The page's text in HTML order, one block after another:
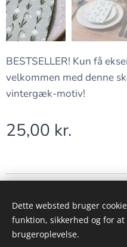
BESTSELLER! Kun få
velkommen med denne
vintergæk-motiv!
25,00 kr.
Powered by
Dette websted bruger
funktion, sikkerhed og for
brugeroplevelse.